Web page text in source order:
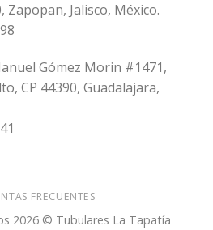
Zapopan, Jalisco, México.
Gómez Morin #1471,
CP 44390, Guadalajara,
FRECUENTES
2026 © Tubulares La Tapatía